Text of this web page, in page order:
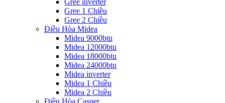
Gree 1 Chiều
Gree 2 Chiều
Điều Hòa Midea
Midea 9000btu
Midea 12000btu
Midea 18000btu
Midea 24000btu
Midea inverter
Midea 1 Chiều
Midea 2 Chiều
Điều Hòa Casper